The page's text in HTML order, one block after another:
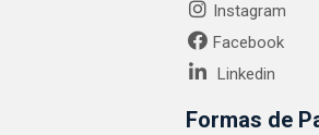
Instagram
Facebook
Linkedin
Formas de